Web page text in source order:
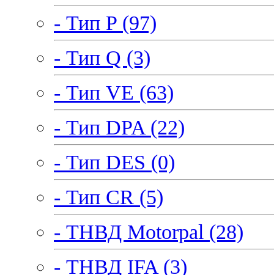
- Тип P (97)
- Тип Q (3)
- Тип VE (63)
- Тип DPA (22)
- Тип DES (0)
- Тип CR (5)
- ТНВД Motorpal (28)
- ТНВД IFA (3)